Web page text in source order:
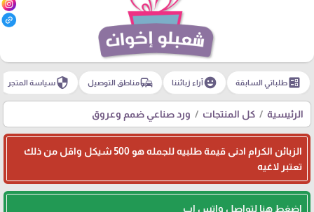
ballotطلباتي السابقة emoji_emotionsآراء زبائننا commuteمناطق التوصيل securityسياسة المتجر
الرئيسية كل المنتجات ورد صناعي ضمم وعروق
الزبائن الكرام ادنى قيمة طلبيه للجمله هو 500 شيكل واقل من ذلك
تعتبر لاغيه
اضغط هنا لتواصل واتس اب